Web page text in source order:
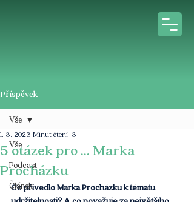
Příspěvek
Vše
Podcast
Článek
Vše
5 otázek pro ... Marka
Procházku
1. 3. 2023 Minut čtení: 3
Co přivedlo Marka Procházku k tématu